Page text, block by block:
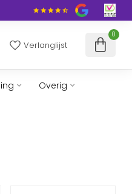
Verlanglijst
0
Overig